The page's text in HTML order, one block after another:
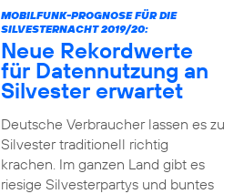
MOBILFUNK-PROGNOSE FÜR DIE
SILVESTERNACHT 2019/20:
Neue Rekordwerte
für Datennutzung an
Silvester erwartet
Deutsche Verbraucher lassen es zu
Silvester traditionell richtig
krachen. Im ganzen Land gibt es
riesige Silvesterpartys und buntes